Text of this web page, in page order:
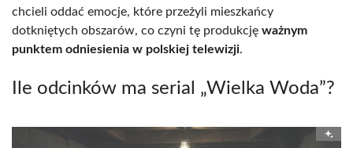
chcieli oddać emocje, które przeżyli mieszkańcy
dotkniętych obszarów, co czyni tę produkcję ważnym
punktem odniesienia w polskiej telewizji.
Ile odcinków ma serial „Wielka Woda”?